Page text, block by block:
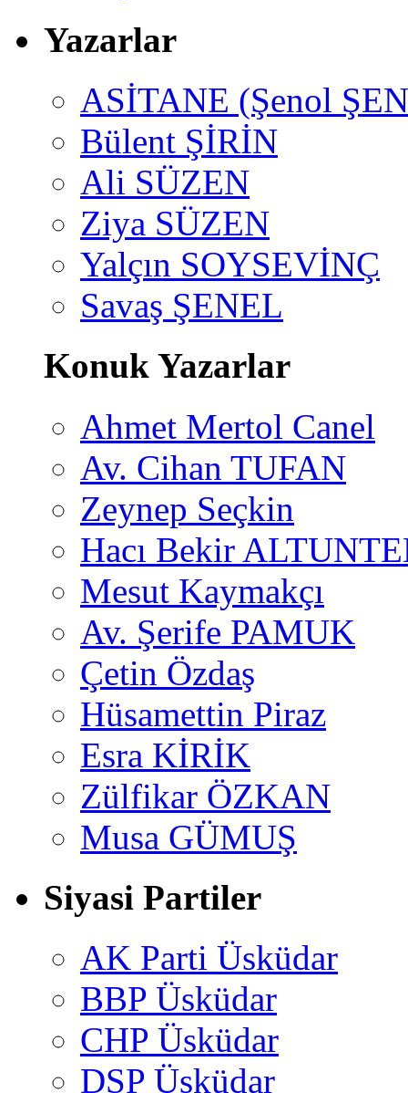
Yazarlar
ASİTANE (Şenol
Bülent ŞİRİN
Ali SÜZEN
Ziya SÜZEN
Yalçın SOYSEVİNÇ
Savaş ŞENEL
Konuk Yazarlar
Ahmet Mertol Canel
Av. Cihan TUFAN
Zeynep Seçkin
Hacı Bekir
Mesut Kaymakçı
Av. Şerife PAMUK
Çetin Özdaş
Hüsamettin Piraz
Esra KİRİK
Zülfikar ÖZKAN
Musa GÜMUŞ
Siyasi Partiler
AK Parti Üsküdar
BBP Üsküdar
CHP Üsküdar
DSP Üsküdar